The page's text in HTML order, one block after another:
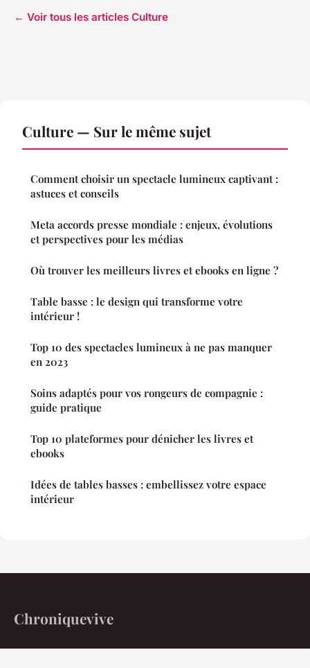
← Voir tous les articles Culture
Culture — Sur le même sujet
Comment choisir un spectacle lumineux captivant :
astuces et conseils
Meta accords presse mondiale : enjeux, évolutions
et perspectives pour les médias
Où trouver les meilleurs livres et ebooks en ligne ?
Table basse : le design qui transforme votre
intérieur !
Top 10 des spectacles lumineux à ne pas manquer
en 2023
Soins adaptés pour vos rongeurs de compagnie :
guide pratique
Top 10 plateformes pour dénicher les livres et
ebooks
Idées de tables basses : embellissez votre espace
intérieur
Chroniquevive